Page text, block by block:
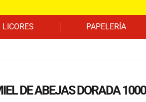
LICORES PAPELERÍA
DE ABEJAS DORADA